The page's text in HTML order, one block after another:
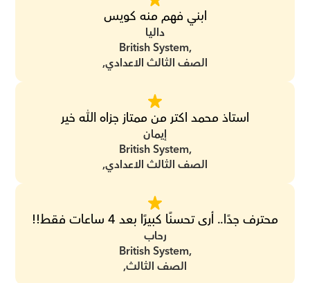
ابني فهم منه كويس
داليا
الصف الثالث الاعدادي,
British System,
استاذ محمد اكتر من ممتاز جزاه الله خير
إيمان
الصف الثالث الاعدادي,
British System,
محترف جدًا.. أرى تحسنًا كبيرًا بعد 4 ساعات فقط!!
رحاب
الصف الثالث,
British System,